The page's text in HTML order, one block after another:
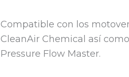
Compatible con los
CleanAir Chemical así
Pressure Flow Master.